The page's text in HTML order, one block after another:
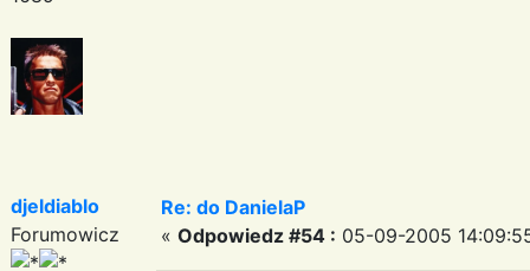
djeldiablo
Forumowicz
Re: do DanielaP
« Odpowiedz #54 : 05-09-2005